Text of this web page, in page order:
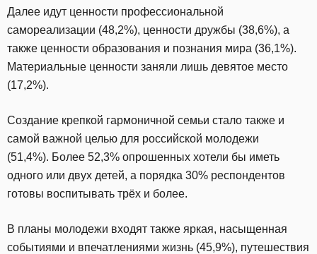
Далее идут ценности профессиональной
самореализации (48,2%), ценности дружбы (38,6%), а
также ценности образования и познания мира (36,1%).
Материальные ценности заняли лишь девятое место
(17,2%).
Создание крепкой гармоничной семьи стало также и
самой важной целью для российской молодежи
(51,4%). Более 52,3% опрошенных хотели бы иметь
одного или двух детей, а порядка 30% респондентов
готовы воспитывать трёх и более.
В планы молодежи входят также яркая, насыщенная
событиями и впечатлениями жизнь (45,9%), путешествия